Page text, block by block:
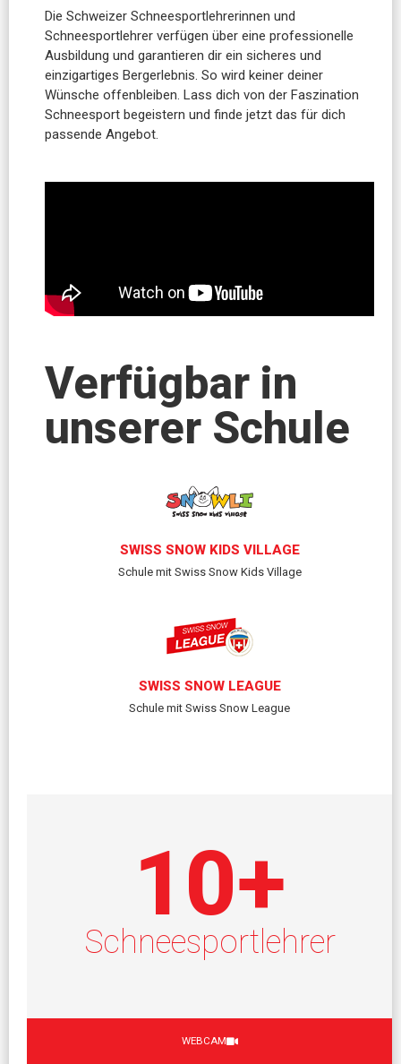
Die Schweizer Schneesportlehrerinnen und
Schneesportlehrer verfügen über eine professionelle
Ausbildung und garantieren dir ein sicheres und
einzigartiges Bergerlebnis. So wird keiner deiner
Wünsche offenbleiben. Lass dich von der Faszination
Schneesport begeistern und finde jetzt das für dich
passende Angebot.
Verfügbar in
unserer Schule
SWISS SNOW KIDS VILLAGE
Schule mit Swiss Snow Kids Village
SWISS SNOW LEAGUE
Schule mit Swiss Snow League
Schneesportlehrer
10+
WEBCAM